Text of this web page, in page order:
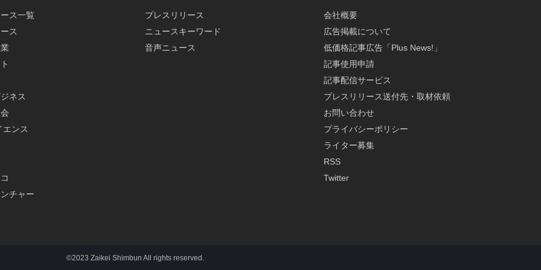
ス一覧
ス
ネス
エンス
チャー
プレスリリース
ニュースキーワード
音声ニュース
会社概要
広告掲載について
低価格記事広告「Plus News!」
記事使用申請
記事配信サービス
プレスリリース送付先・取材依頼
お問い合わせ
プライバシーポリシー
ライター募集
RSS
Twitter
©2023 Zaikei Shimbun All rights reserved.